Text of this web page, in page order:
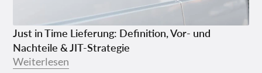
Just in Time Lieferung: Definition, Vor- und
Nachteile & JIT-Strategie
Weiterlesen